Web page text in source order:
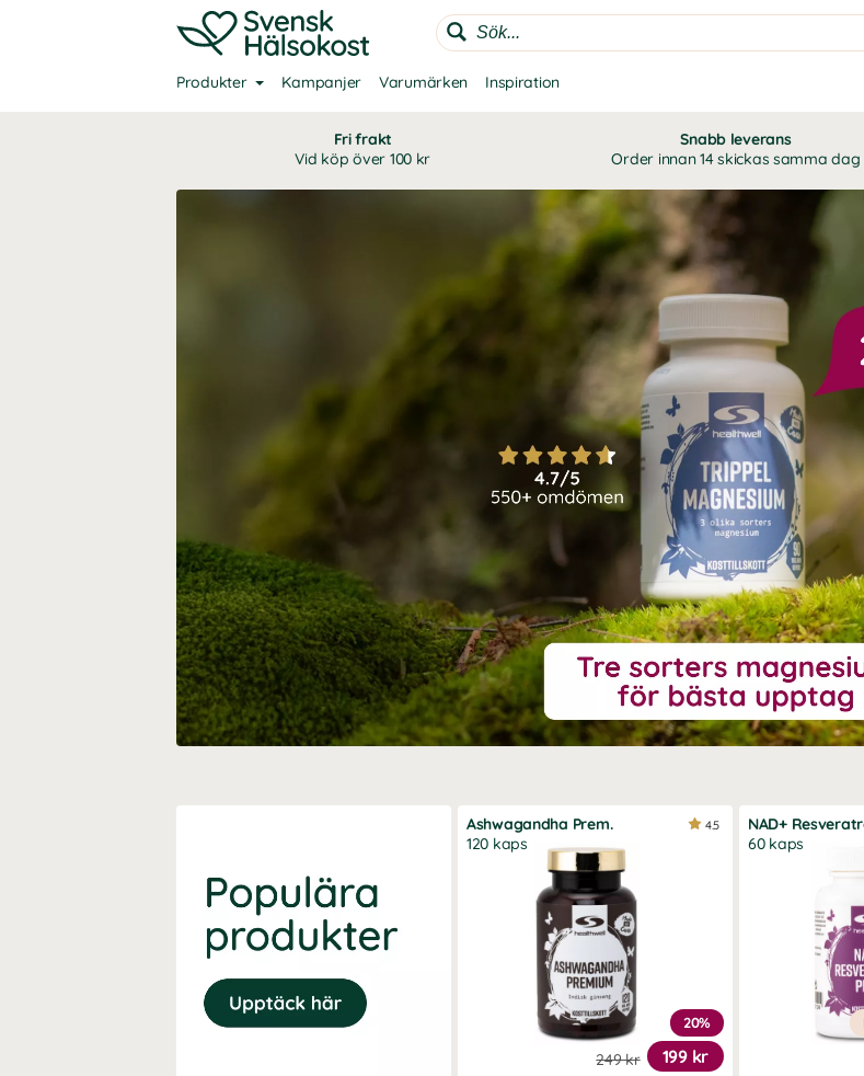
Produkter Kampanjer Varumärken Inspiration
Fri frakt
Vid köp över 100 kr
Snabb leverans
Order innan 14 skickas samma dag
Ashwagandha Prem.
120 kaps
20%
199 kr
249 kr
4.5
NAD+
60 kaps